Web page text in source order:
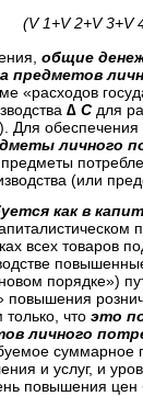
(V 1+V 2+V 3+V
общие
предметов
«расходов
∆ C для
Для
личного
(или
как в
всех товаров
порядке»)
повышения
что это
личного
суммарное
и услуг, и
повышения цен